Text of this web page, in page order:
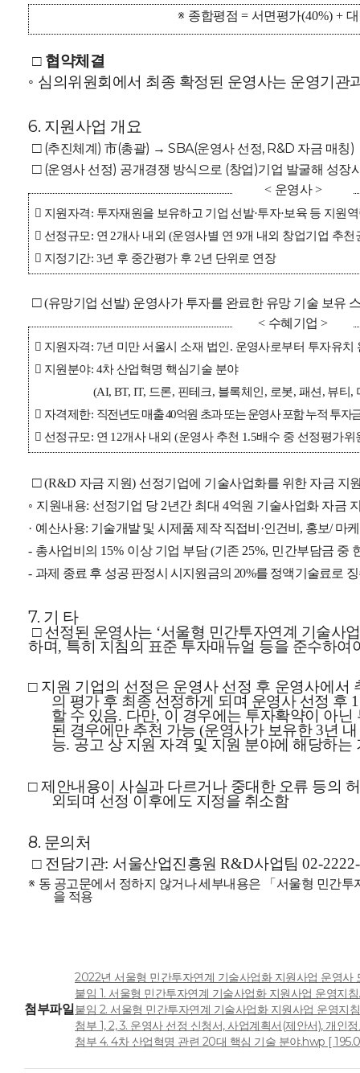
※ 종합평점 = 서면평가(40%) +
□ 협약체결
◦ 심의위원회에서 최종 확정된 운영사는 운영기관
6. 지원사업 개요
□ (추진체계) 市(총괄) → SBA(운영사 선정, R&D 자금 매칭
□ (운영사 선정) 공개경쟁 방식으로 (창업)기업 발굴해 성장
< 운영사>
 지원자격: 투자재원을 보유하고 기업 선발·투자·보육 등 지원
 선정규모: 연2개사 내외 (운영사별 연 9개 내외 창업기업 추천
 지정기간: 3년 후 중간평가 후2년 단위로 연장
□ (유망기업 선발) 운영사가 투자를 완료한 유망 기술 보유
< 수혜기업>
 지원자격: 7년 미만 서울시 소재 법인. 운영사로부터 투자유치
 지원분야: 4차 산업혁명 핵심기술 분야
(AI, BT, IT, 드론, 핀테크, 블록체인, 로봇, 패션, 뷰티,
 자격제한: 직전년도 매출40억원 초과 또는 운영사 포함 누적 투자
 선정규모: 연 12개사 내외(운영사 추천 1.5배수 중 선정평가위
□ (R&D 자금 지원) 선정기업에 기술사업화를 위한 자금 지
◦ 지원내용: 선정기업 당 2년간 최대 4억원 기술사업화 자금
· 예산사용: 기술개발 및 시제품 제작 직접비·인건비, 홍보/마
- 총사업비의 15% 이상 기업 부담(기존 25%, 민간부담금 중
- 과제 종료 후 성공 판정시 시지원금의 20%를 정액기술료로
7. 기 타
□ 선정된 운영사는 ‘서울형 민간투자연계 기술사
하며, 특히 지침의 표준 투자매뉴얼 등을 준수하여
□ 지원 기업의 선정은 운영사 선정 후 운영사에서
의 평가 후 최종 선정하게 되며 운영사 선정 후 1
할 수 있음. 다만, 이 경우에는 투자확약이 아
된 경우에만 추천 가능(운영사가 보유한 3년
능. 공고 상 지원 자격 및 지원 분야에 해당하는
□제안내용이 사실과 다르거나 중대한 오류 등의
외되며 선정 이후에도 지정을 취소함
8. 문의처
□ 전담기관: 서울산업진흥원 R&D사업팀 02-
※ 동 공고문에서 정하지 않거나 세부내용은 「서울형 민간투
을 적용
첨부파일
2022년 서울형 민간투자연계 기술사업화 지원사업 운영
붙임 1. 서울형 민간투자연계 기술사업화 지원사업 운영지
붙임 2. 서울형 민간투자연계 기술사업화 지원사업 운영
첨부 1, 2, 3. 운영사 선정 신청서, 사업계획서(제안서), 개인
첨부 4. 4차 산업혁명 관련 20대 핵심 기술 분야.hwp [